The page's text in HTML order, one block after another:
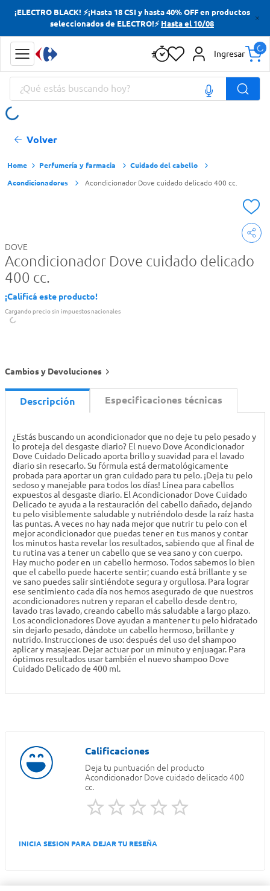
¡ELECTRO BLACK! ⚡¡Hasta 18 CSI y hasta 40% OFF en productos
seleccionados de ELECTRO!⚡ Hasta el 10/08
Ingresar
¿Qué estás buscando hoy?
Volver
Perfumería y farmacia
Cuidado del cabello
Acondicionadores
Acondicionador Dove cuidado delicado 400 cc.
DOVE
Acondicionador Dove cuidado delicado
400 cc.
¡Calificá este producto!
Cargando precio sin impuestos nacionales
Cambios y Devoluciones
Descripción Especificaciones técnicas
¿Estás buscando un acondicionador que no deje tu pelo pesado y
lo proteja del desgaste diario? El nuevo Dove Acondicionador
Dove Cuidado Delicado aporta brillo y suavidad para el lavado
diario sin resecarlo. Su fórmula está dermatológicamente
probada para aportar un gran cuidado para tu pelo. ¡Deja tu pelo
sedoso y manejable para todos los días! Línea para cabellos
expuestos al desgaste diario. El Acondicionador Dove Cuidado
Delicado te ayuda a la restauración del cabello dañado, dejando
tu pelo visiblemente saludable y nutriéndolo desde la raíz hasta
las puntas. A veces no hay nada mejor que nutrir tu pelo con el
mejor acondicionador que puedas tener en tus manos y contar
los minutos hasta revelar los resultados, sabiendo que al final de
tu rutina vas a tener un cabello que se vea sano y con cuerpo.
Hay mucho poder en un cabello hermoso. Todos sabemos lo bien
que el cabello puede hacerte sentir; cuando está brillante y se
ve sano puedes salir sintiéndote segura y orgullosa. Para lograr
ese sentimiento cada día nos hemos asegurado de que nuestros
acondicionadores nutren y reparan el cabello desde dentro,
lavado tras lavado, creando cabello más saludable a largo plazo.
Los acondicionadores Dove ayudan a mantener tu pelo hidratado
sin dejarlo pesado, dándote un cabello hermoso, brillante y
nutrido. Instrucciones de uso: después del uso del shampoo
aplicar y masajear. Dejar actuar por un minuto y enjuagar. Para
óptimos resultados usar también el nuevo shampoo Dove
Cuidado Delicado de 400 ml.
Deja tu puntuación del producto
Acondicionador Dove cuidado delicado 400
cc.
INICIA SESION PARA DEJAR TU RESEÑA
Términos más buscados
Yerba
Cerveza
Papas Fritas
Términos más buscados
Yerba
Cerveza
Papas Fritas